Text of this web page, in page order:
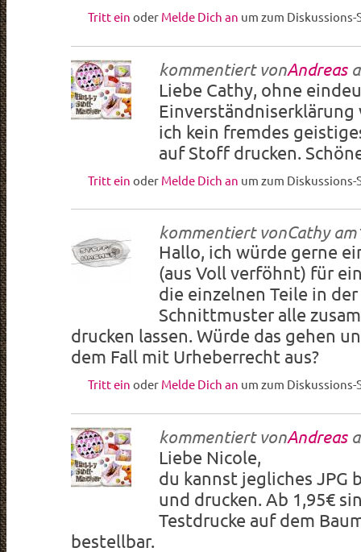
Tritt ein oder Melde Dich an um zum
kommentiert vonAndreas
Liebe Cathy, ohne
ich kein fremdes
auf Stoff drucken.
Tritt ein oder Melde Dich an um zum
kommentiert vonCathyam
Hallo, ich würde gerne
(aus Voll verföhnt) für
die einzelnen Teile in der
Schnittmuster alle
drucken lassen. Würde das gehen
dem Fall mit Urheberrecht aus?
Tritt ein oder Melde Dich an um zum
kommentiert vonAndreas
Liebe Nicole,
du kannst jegliches JPG
und drucken. Ab 1,95€
Testdrucke auf dem
bestellbar.